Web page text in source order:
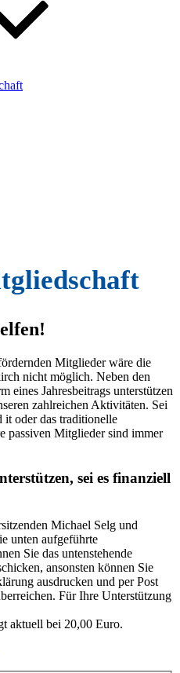
Mitglieder wäre die
nicht möglich. Neben den
eines Jahresbeitrags unterstützen
zahlreichen Aktivitäten. Sei
it oder das traditionelle
passiven Mitglieder sind immer
sei es finanziell
Michael Selg und
unten aufgeführte
Sie das untenstehende
ansonsten können Sie
ausdrucken und per Post
Für Ihre Unterstützung
aktuell bei 20,00 Euro.